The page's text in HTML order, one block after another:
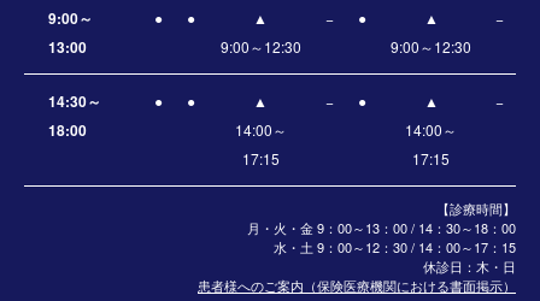
【診療時間】
月・火・金 9：00～13：00 / 14：30～18：00
水・土 9：00～12：30 / 14：00～17：15
休診日：木・日
患者様へのご案内（保険医療機関における書面掲示）
9:00～
13:00
● ●
▲
9:00～12:30
− ●
▲
9:00～12:30
−
14:30～
18:00
● ●
▲
14:00～
17:15
− ●
▲
14:00～
17:15
−